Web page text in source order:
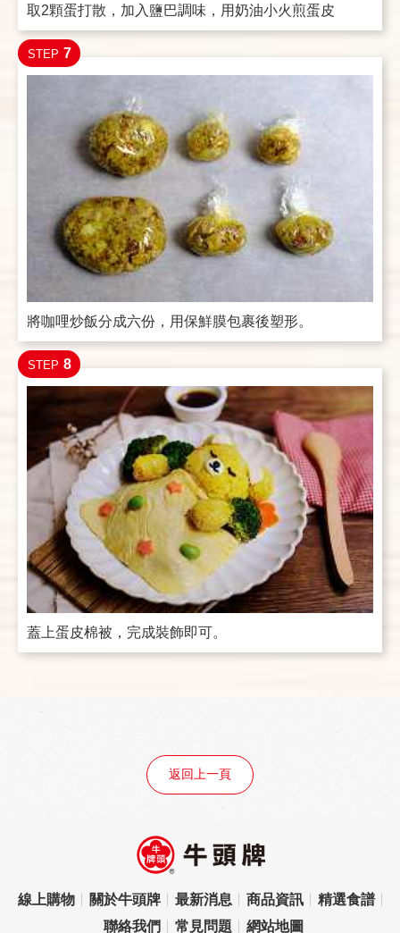
取2顆蛋打散，加入鹽巴調味，用奶油小火煎蛋皮
STEP 7
將咖哩炒飯分成六份，用保鮮膜包裹後塑形。
STEP 8
蓋上蛋皮棉被，完成裝飾即可。
返回上一頁
線上購物 關於牛頭牌 最新消息 商品資訊
精選食譜
聯絡我們
常見問題 網站地圖